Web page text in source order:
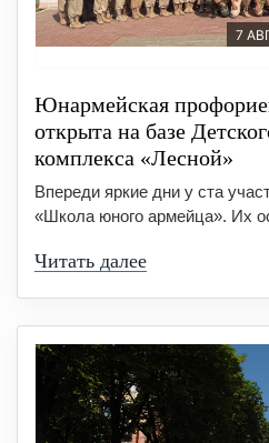
7
Юнармейская
открыта на базе
комплекса «Лесной»
Впереди яркие дни у ста
«Школа юного армейца». Их
Читать далее